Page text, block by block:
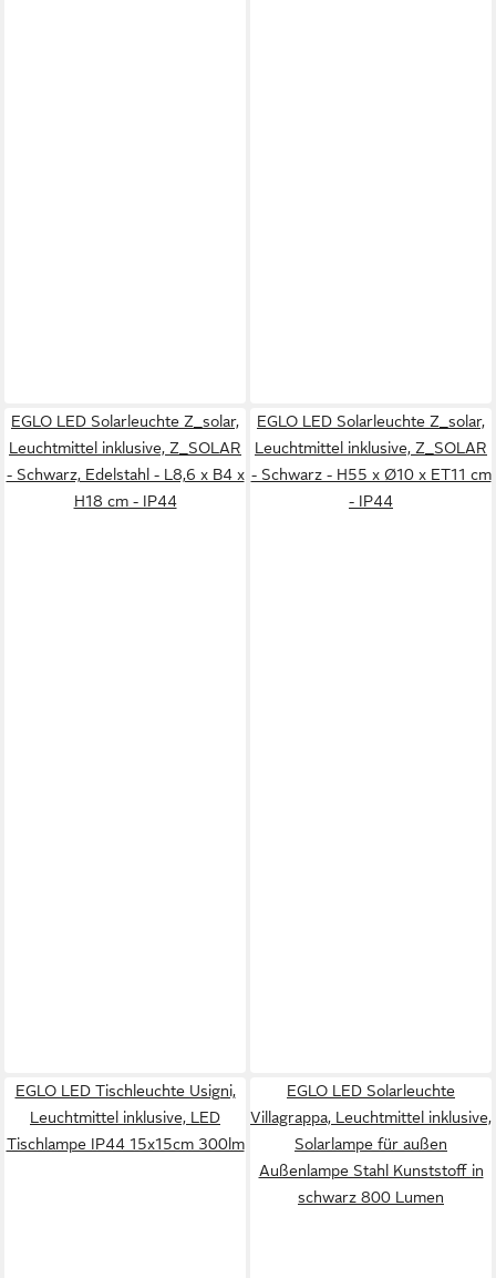
EGLO LED Solarleuchte Z_solar,
Leuchtmittel inklusive, Z_SOLAR
- Schwarz, Edelstahl - L8,6 x B4 x
H18 cm - IP44
EGLO LED Solarleuchte Z_solar,
Leuchtmittel inklusive, Z_SOLAR
- Schwarz - H55 x Ø10 x ET11 cm
- IP44
EGLO LED Tischleuchte Usigni,
Leuchtmittel inklusive, LED
Tischlampe IP44 15x15cm 300lm
EGLO LED Solarleuchte
Villagrappa, Leuchtmittel inklusive,
Solarlampe für außen
Außenlampe Stahl Kunststoff in
schwarz 800 Lumen